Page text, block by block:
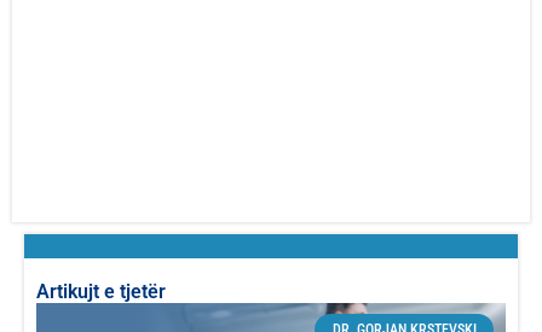
Artikujt e tjetër